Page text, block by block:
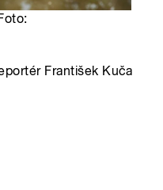
František Kuča